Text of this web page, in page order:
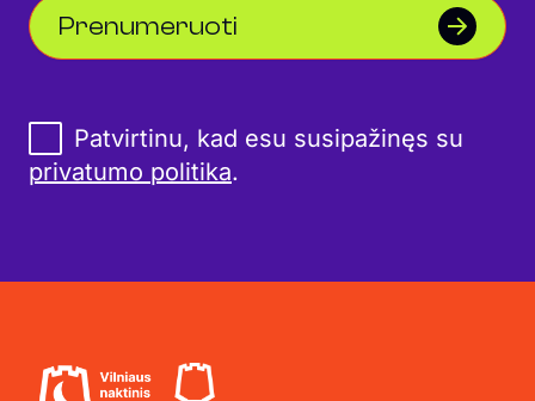
Prenumeruoti
Patvirtinu, kad esu susipažinęs su
privatumo politika.